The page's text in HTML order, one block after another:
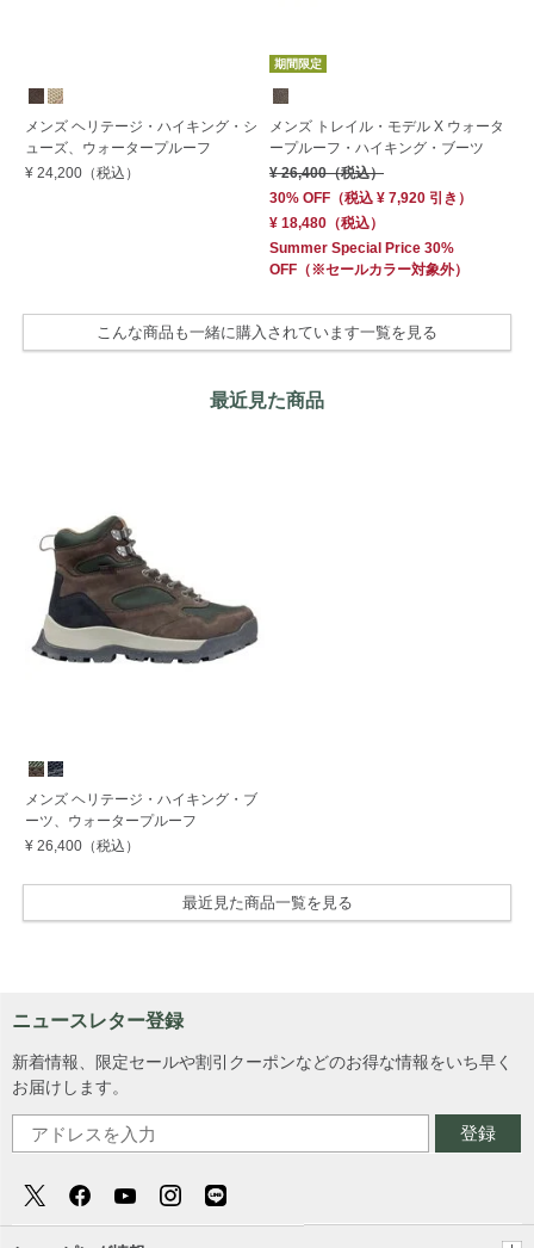
メンズ ヘリテージ・ハイキング・シ
ューズ、ウォータープルーフ
¥ 24,200（税込）
期間限定
メンズ トレイル・モデル X ウォータ
ープルーフ・ハイキング・ブーツ
¥ 26,400（税込）
30% OFF （税込 ¥ 7,920 引き）
¥ 18,480 （税込）
Summer Special Price 30%
OFF （※セールカラー対象外）
こんな商品も一緒に購入されています一覧を見る
最近見た商品
メンズ ヘリテージ・ハイキング・ブ
ーツ、ウォータープルーフ
¥ 26,400（税込）
最近見た商品一覧を見る
ニュースレター登録
新着情報、限定セールや割引クーポンなどのお得な情報をいち早く
お届けします。
登録